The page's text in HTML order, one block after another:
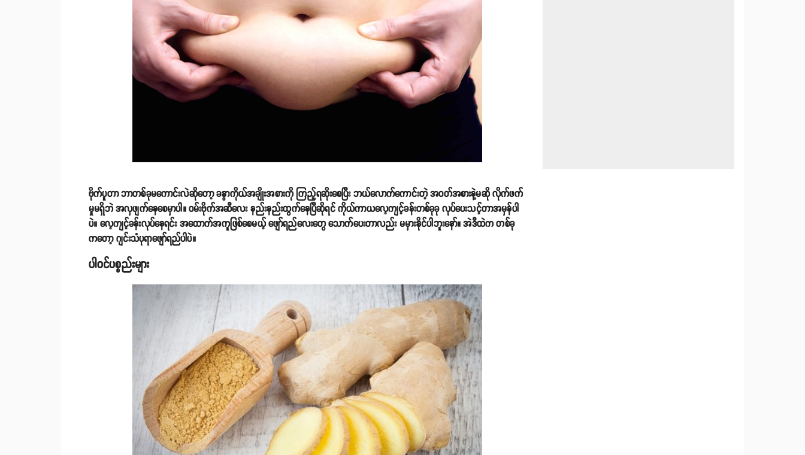
ဗိုက်ပူတာ ဘာတစ်ခုမကောင်းလဲဆိုတော့ ခန္ဓာကိုယ်အချိုးအစားကို ကြည့်ရဆိုးစေပြီး ဘယ်လောက်ကောင်းတဲ့ အဝတ်အစားနဲ့မဆို လိုက်ဖက်
မှုမရှိဘဲ အလှဖျက်နေစေမှာပါ။ ဝမ်းဗိုက်အဆီလေး နည်းနည်းထွက်နေပြီဆိုရင် ကိုယ်ကာယလေ့ကျင့်ခန်းတစ်ခုခု လုပ်ပေးသင့်တာအမှန်ပါ
ပဲ။ လေ့ကျင့်ခန်းလုပ်နေရင်း အထောက်အကူဖြစ်စေမယ့် ဖျော်ရည်လေးတွေ သောက်ပေးတာလည်း မမှားနိုင်ပါဘူးနော်။ အဲဒီထဲက တစ်ခု
ကတော့ ဂျင်းသံပုရာဖျော်ရည်ပါပဲ။
ပါဝင်ပစ္စည်းများ